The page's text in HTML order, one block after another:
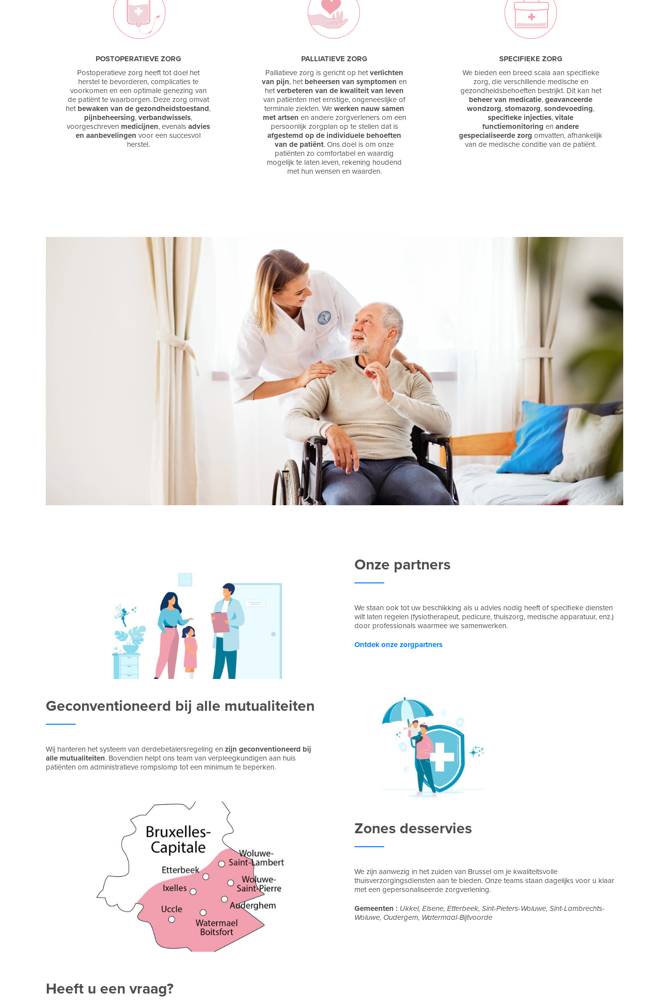
POSTOPERATIEVE ZORG
Postoperatieve zorg heeft tot doel het
herstel te bevorderen, complicaties te
voorkomen en een optimale genezing van
de patiënt te waarborgen. Deze zorg omvat
hetbewaken van de gezondheidstoestand,
pijnbeheersing,verbandwissels,
voorgeschreven medicijnen, evenals advies
en aanbevelingen voor een succesvol
herstel.
PALLIATIEVE ZORG
Palliatieve zorg is gericht op hetverlichten
van pijn, het beheersen van symptomenen
hetverbeteren van de kwaliteit van leven
van patiënten met ernstige, ongeneeslijke of
terminale ziekten. Wewerken nauw samen
met artsen en andere zorgverleners om een
persoonlijk zorgplan op te stellen dat is
afgestemd op de individuele behoeften
van de patiënt. Ons doel is om onze
patiënten zo comfortabel en waardig
mogelijk te laten leven, rekening houdend
met hun wensen en waarden.
SPECIFIEKE ZORG
We bieden een breed scala aan specifieke
zorg, die verschillende medische en
gezondheidsbehoeften bestrijkt. Dit kan het
beheer van medicatie,geavanceerde
wondzorg,stomazorg,sondevoeding,
specifieke injecties,vitale
functiemonitoring enandere
gespecialiseerde zorg omvatten, afhankelijk
van de medische conditie van de patiënt.
Onze partners
We staan ook tot uw beschikking als u advies nodig heeft of specifieke diensten
wilt laten regelen (fysiotherapeut, pedicure, thuiszorg, medische apparatuur, enz.)
door professionals waarmee we samenwerken.
Ontdek onze zorgpartners
Geconventioneerd bij alle mutualiteiten
Wij hanteren het systeem van derdebetalersregeling en zijn geconventioneerd bij
alle mutualiteiten. Bovendien helpt ons team van verpleegkundigen aan huis
patiënten om administratieve rompslomp tot een minimum te beperken.
Zones desservies
We zijn aanwezig in het zuiden van Brussel om je kwaliteitsvolle
thuisverzorgingsdiensten aan te bieden. Onze teams staan dagelijks voor u klaar
met een gepersonaliseerde zorgverlening.
Gemeenten : Ukkel, Elsene, Etterbeek, Sint-Pieters-Woluwe, Sint-Lambrechts-
Woluwe, Oudergem, Watermaal-Bijtvoorde
Heeft u een vraag?